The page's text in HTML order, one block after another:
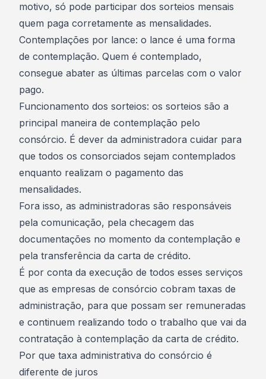
motivo, só pode participar dos sorteios mensais
quem paga corretamente as mensalidades.
Contemplações por lance: o lance é uma forma
de contemplação. Quem é contemplado,
consegue abater as últimas parcelas com o valor
pago.
Funcionamento dos sorteios: os sorteios são a
principal maneira de contemplação pelo
consórcio. É dever da administradora cuidar para
que todos os consorciados sejam contemplados
enquanto realizam o pagamento das
mensalidades.
Fora isso, as administradoras são responsáveis
pela comunicação, pela checagem das
documentações no momento da contemplação e
pela transferência da carta de crédito.
É por conta da execução de todos esses serviços
que as empresas de consórcio cobram taxas de
administração, para que possam ser remuneradas
e continuem realizando todo o trabalho que vai da
contratação à contemplação da carta de crédito.
Por que taxa administrativa do consórcio é
diferente de juros